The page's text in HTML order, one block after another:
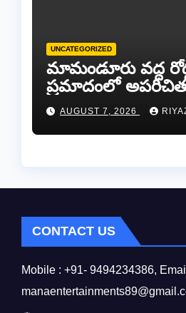
UNCATEGORIZED
​మామండూరు వద్ద
ప్రమాదంలో అపరిచిత
మృతి…సమాచారం
రేణిగుంట పోలీసులను
సంప్రదించండి.
AUGUST 7, 2026
CONTACT US
Mobile : +91- 9494234386,